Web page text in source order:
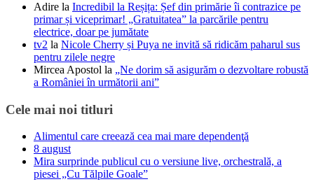
Adire la Incredibil la Reșița: Șef din primărie îi contrazice pe
primar și viceprimar! „Gratuitatea” la parcările pentru
electrice, doar pe jumătate
tv2 la Nicole Cherry și Puya ne invită să ridicăm paharul sus
pentru zilele negre
Mircea Apostol la „Ne dorim să asigurăm o dezvoltare robustă
a României în următorii ani”
Cele mai noi titluri
Alimentul care creează cea mai mare dependenţă
8 august
Mira surprinde publicul cu o versiune live, orchestrală, a
piesei „Cu Tălpile Goale”